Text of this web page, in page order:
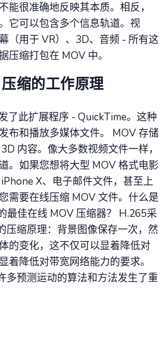
能很准确地反映其本质。相反，
它可以包含多个信息轨道。视
（用于 VR）、3D、音频 - 所有这
压缩打包在 MOV 中。
缩的工作原理
了此扩展程序 - QuickTime。这种
布和播放多媒体文件。 MOV 存储
内容。像大多数视频文件一样，
。如果您想将大型 MOV 格式电影
X、电子邮件文件，甚至上
需要在线压缩 MOV 文件。什么是
最佳在线 MOV 压缩器？ H.265采
压缩原理：背景图像保存一次，然
的变化，这不仅可以显着降低对
着降低对带宽网络能力的要求。
多预测运动的算法和方法发生了重